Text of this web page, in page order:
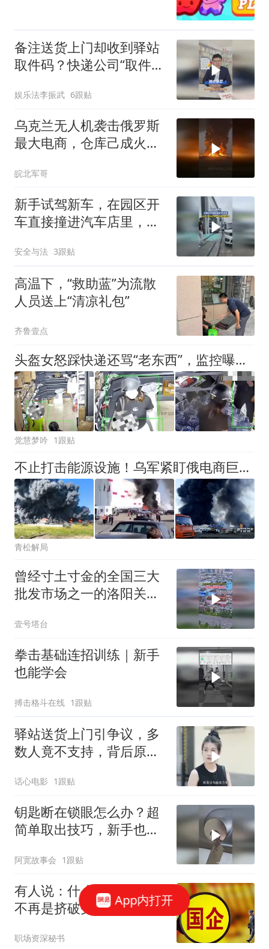
备注送货上门却收到驿站
取件码？快递公司“取件码
娱乐法李振武 6跟贴
乌克兰无人机袭击俄罗斯
最大电商，仓库己成火
皖北军哥
新手试驾新车，在园区开
车直接撞进汽车店里，网
速行驶
安全与法 3跟贴
高温下，“救助蓝”为流散
人员送上“清凉礼包”
齐鲁壹点
头盔女怒踩快递还骂“老东西”，监控曝光后秒怂！早干嘛去了？
觉慧梦吟 1跟贴
不止打击能源设施！乌军紧盯俄电商巨头，全国仓库轮番遭到袭击
青松解局
曾经寸土寸金的全国三大
批发市场之一的洛阳关林
壹号塔台
拳击基础连招训练｜新手
也能学会
搏击格斗在线 1跟贴
驿站送货上门引争议，多
数人竟不支持，背后原因
话心电影 1跟贴
钥匙断在锁眼怎么办？超
简单取出技巧，新手也能
阿宽故事会 1跟贴
有人说：什么时候公务员
不再是挤破头的职业，那
职场资深秘书
App内打开